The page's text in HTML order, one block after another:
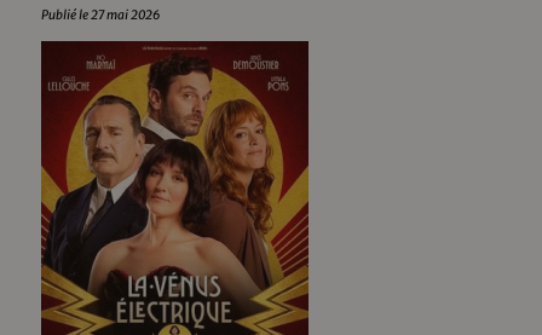
Publié le 27 mai 2026